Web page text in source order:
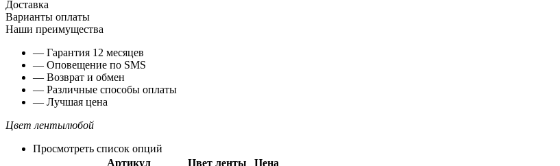
Доставка
Варианты оплаты
Наши преимущества
— Гарантия 12 месяцев
— Оповещение по SMS
— Возврат и обмен
— Различные способы оплаты
— Лучшая цена
Цвет лентылюбой
Просмотреть список опций
Артикул
Цвет ленты Цена